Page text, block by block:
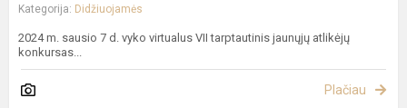
Kategorija: Didžiuojamės
2024 m. sausio 7 d. vyko virtualus VII tarptautinis jaunųjų atlikėjų
konkursas...
Plačiau